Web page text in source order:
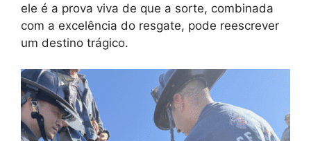
ele é a prova viva de que a sorte, combinada
com a excelência do resgate, pode reescrever
um destino trágico.